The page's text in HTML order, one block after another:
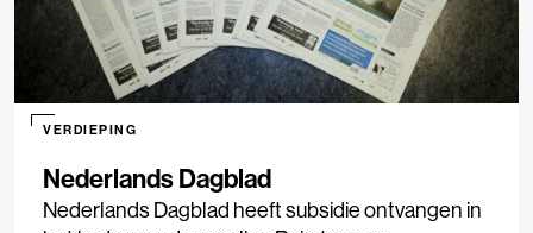
Nederlands Dagblad
VERDIEPING
Nederlands Dagblad heeft subsidie ontvangen in